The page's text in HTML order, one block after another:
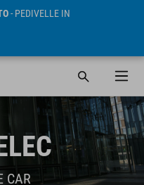
- PEDIVELLE IN
CAR